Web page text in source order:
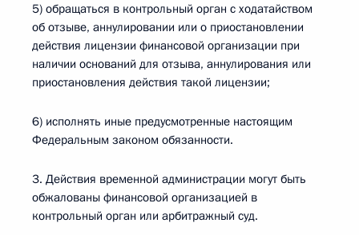
5) обращаться в контрольный орган с ходатайством
об отзыве, аннулировании или о приостановлении
действия лицензии финансовой организации при
наличии оснований для отзыва, аннулирования или
приостановления действия такой лицензии;
6) исполнять иные предусмотренные настоящим
Федеральным законом обязанности.
3. Действия временной администрации могут быть
обжалованы финансовой организацией в
контрольный орган или арбитражный суд.